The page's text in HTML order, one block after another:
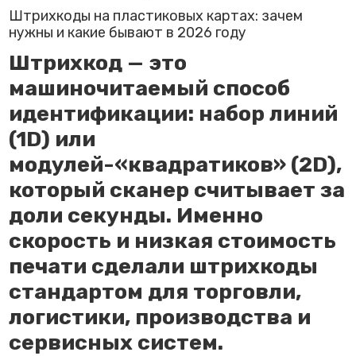
Штрихкоды на пластиковых картах: зачем
нужны и какие бывают в 2026 году
Штрихкод — это
машиночитаемый способ
идентификации: набор линий
(1D) или
модулей-«квадратиков» (2D),
который сканер считывает за
доли секунды. Именно
скорость и низкая стоимость
печати сделали штрихкоды
стандартом для торговли,
логистики, производства и
сервисных систем.